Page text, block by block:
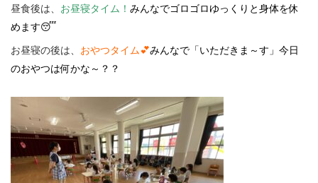
昼食後は、 お昼寝タイム！ みんなでゴロゴロゆっくりと身体を休
めます😴
お昼寝の後は、 おやつタイム💕みんなで「いただきま～す」今日
のおやつは何かな～？？